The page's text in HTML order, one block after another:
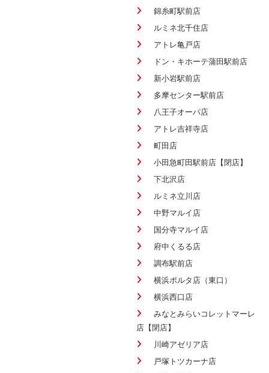
錦糸町駅前店
ルミネ北千住店
アトレ亀戸店
ドン・キホーテ蒲田駅前店
新小岩駅前店
多摩センター駅前店
八王子オーパ店
アトレ吉祥寺店
町田店
小田急町田駅前店【閉店】
下北沢店
ルミネ立川店
中野マルイ店
国分寺マルイ店
府中くるる店
調布駅前店
横浜ポルタ店（東口）
横浜西口店
みなとみらいコレットマーレ
店【閉店】
川崎アゼリア店
戸塚トツカーナ店